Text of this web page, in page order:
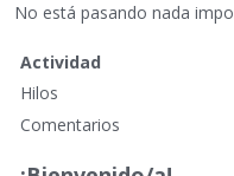
No está pasando nada
Actividad
Hilos
Comentarios